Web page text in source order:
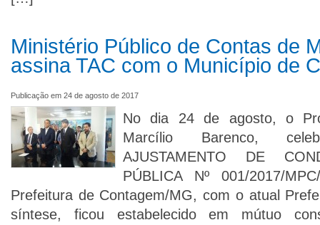
Ministério Público de Contas de
assina TAC com o Município de
Publicação em 24 de agosto de 2017
No dia 24 de agosto, o
Marcílio Barenco,
AJUSTAMENTO DE
PÚBLICA Nº 001/2017/
Prefeitura de Contagem/MG, com o atual
síntese, ficou estabelecido em mútuo